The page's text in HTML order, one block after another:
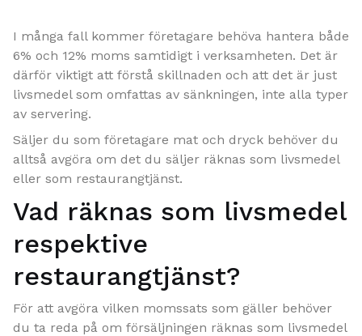
I många fall kommer företagare behöva hantera både
6% och 12% moms samtidigt i verksamheten. Det är
därför viktigt att förstå skillnaden och att det är just
livsmedel som omfattas av sänkningen, inte alla typer
av servering.
Säljer du som företagare mat och dryck behöver du
alltså avgöra om det du säljer räknas som livsmedel
eller som restaurangtjänst.
Vad räknas som livsmedel
respektive
restaurangtjänst?
För att avgöra vilken momssats som gäller behöver
du ta reda på om försäljningen räknas som livsmedel